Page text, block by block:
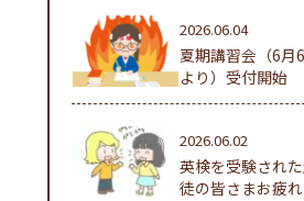
2026.06.04
夏期講習会（6月
より）受付開始
2026.06.02
英検を受験され
徒の皆さまお疲